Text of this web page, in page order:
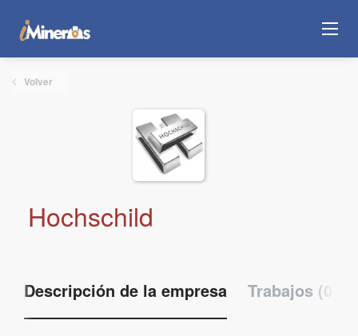
Volver
Hochschild
Descripción de la empresa Trabajos (0)